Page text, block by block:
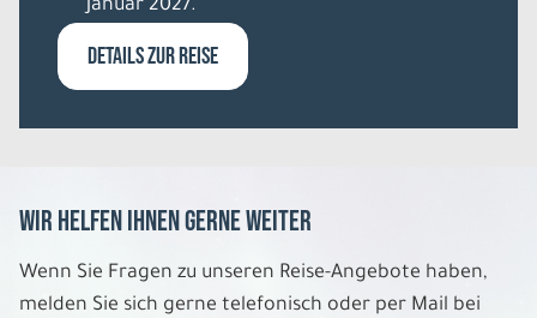
Januar 2027.
DETAILS ZUR REISE
Wir helfen Ihnen gerne weiter
Wenn Sie Fragen zu unseren Reise-Angebote haben,
melden Sie sich gerne telefonisch oder per Mail bei